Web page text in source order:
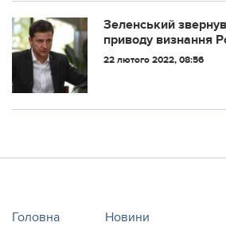
Зеленський
приводу визнання
"незалежності"
22 лютого 2022, 08:56
Головна
Новини